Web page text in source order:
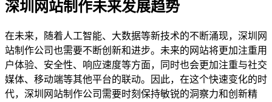
深圳网站制作未来发展趋势
在未来，随着人工智能、大数据等新技术的不断涌现，深圳网
站制作公司也需要不断创新和进步。未来的网站将更加注重用
户体验、安全性、响应速度等方面，同时也会更加注重与社交
媒体、移动端等其他平台的联动。因此，在这个快速变化的时
代，深圳网站制作公司需要时刻保持敏锐的洞察力和创新精